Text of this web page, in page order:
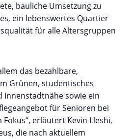
bauliche Umsetzung zu
ein lebenswertes Quartier
für alle Altersgruppen
das bezahlbare,
Grünen, studentisches
Innenstadtnähe sowie ein
für Senioren bei
erläutert Kevin Lleshi,
die nach aktuellem